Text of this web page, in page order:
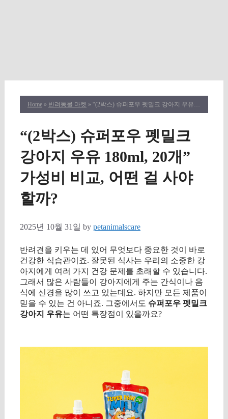
Home » 반려동물 마켓 » “(2박스) 슈퍼포우 펫밀크 강아지 우유 180ml, 20개” 가성비 비교, 어떤 걸 사야 할까?
“(2박스) 슈퍼포우 펫밀크
강아지 우유 180ml, 20개”
가성비 비교, 어떤 걸 사야
할까?
2025년 10월 31일 by petanimalscare
반려견을 키우는 데 있어 무엇보다 중요한 것이 바로
건강한 식습관이죠. 잘못된 식사는 우리의 소중한 강
아지에게 여러 가지 건강 문제를 초래할 수 있습니다.
그래서 많은 사람들이 강아지에게 주는 간식이나 음
식에 신경을 많이 쓰고 있는데요. 하지만 모든 제품이
믿을 수 있는 건 아니죠. 그중에서도 슈퍼포우 펫밀크
강아지 우유는 어떤 특장점이 있을까요?